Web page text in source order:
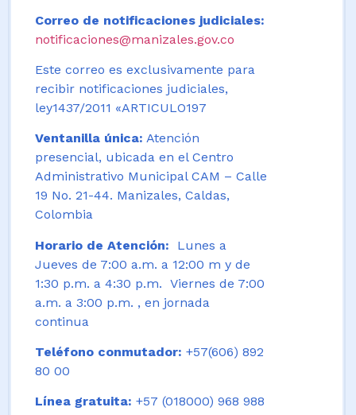
Correo de notificaciones judiciales:
notificaciones@manizales.gov.co
Este correo es exclusivamente para
recibir notificaciones judiciales,
ley1437/2011 «ARTICULO197
Ventanilla única: Atención
presencial, ubicada en el Centro
Administrativo Municipal CAM – Calle
19 No. 21-44. Manizales, Caldas,
Colombia
Horario de Atención:
Lunes a
Jueves de 7:00 a.m. a 12:00 m y de
1:30 p.m. a 4:30 p.m. Viernes de 7:00
a.m. a 3:00 p.m. , en jornada
continua
Teléfono conmutador: +57(606) 892
80 00
Línea gratuita: +57 (018000) 968 988